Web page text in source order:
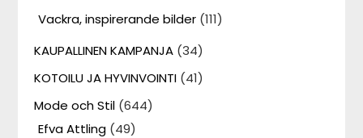
Vackra, inspirerande bilder (111)
KAUPALLINEN KAMPANJA (34)
KOTOILU JA HYVINVOINTI (41)
Mode och Stil (644)
Efva Attling (49)